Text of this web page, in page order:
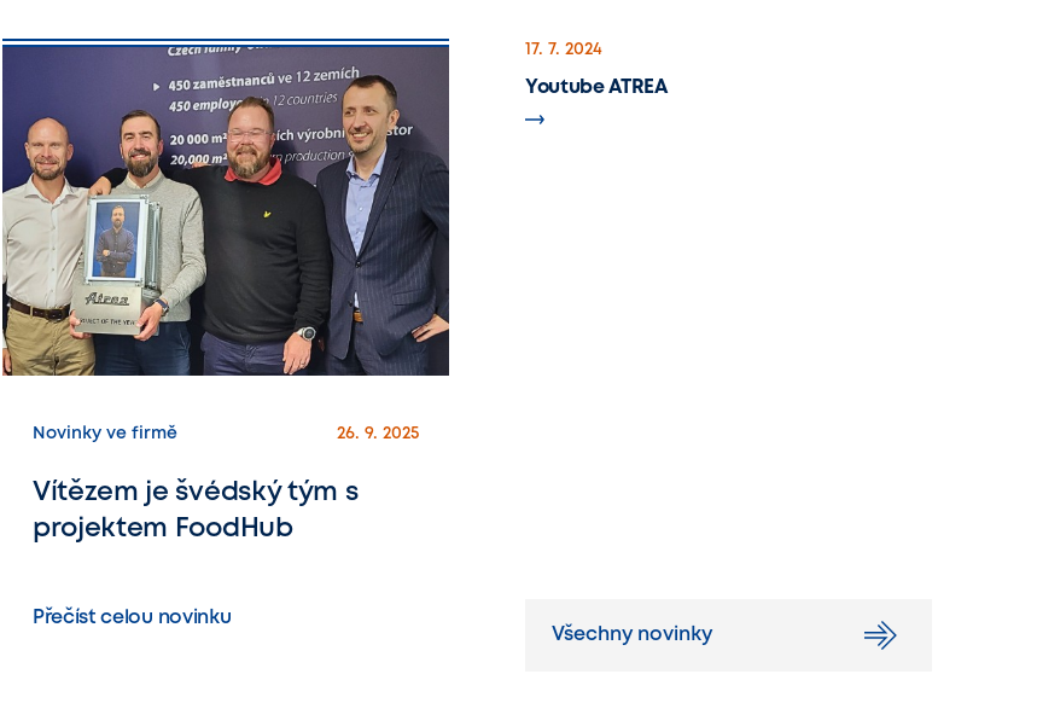
Novinky ve firmě 26. 9. 2025
Vítězem je švédský tým s
projektem FoodHub
Přečíst celou novinku
17. 7. 2024
Youtube ATREA
Všechny novinky